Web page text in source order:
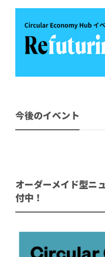
今後のイベント
オーダーメイド型ニ
付中！